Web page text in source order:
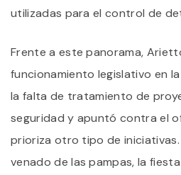
utilizadas para el control de
Frente a este panorama,
funcionamiento legislativo en
la falta de tratamiento de
seguridad y apuntó contra el
prioriza otro tipo de iniciativas.
venado de las pampas, la